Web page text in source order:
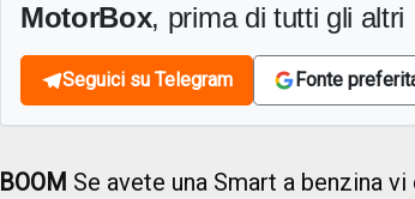
MotorBox, prima di tutti gli altri
Seguici su Telegram Fonte
BOOM Se avete una Smart a benzina